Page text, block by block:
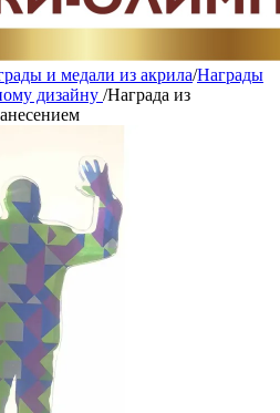
и медали из акрила/Награды
дизайну /Награда из